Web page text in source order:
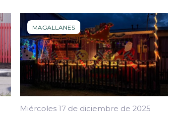
MAGALLANES
Miércoles 17 de diciembre de 2025